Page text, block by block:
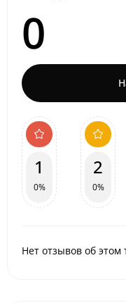
0
1
0%
2
0%
Нет отзывов об этом